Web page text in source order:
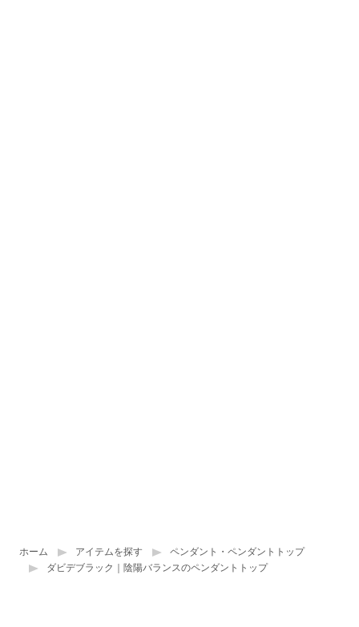
ホーム アイテムを探す
ペンダント・ペンダントトップ
ダビデブラック｜陰陽バランスのペンダントトップ